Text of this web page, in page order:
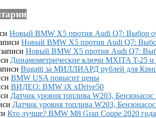
Новый BMW X5 против Audi Q7: Выбор
Новый BMW X5 против Audi Q7:
Новый BMW X5 против Audi Q7:
Динамометрические ключи MXITA T-25 и
Bugatti за МИЛЛИАРД рублей для
BMW USA повысит цены
ВИДЕО: BMW iX xDrive50
Датчик уровня топлива W203,
Датчик уровня топлива W203,
Кто лучше? BMW M8 Gran Coupe 2020